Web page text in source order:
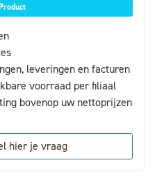
leveringen en facturen
voorraad per filiaal
bovenop uw nettoprijzen
hier je vraag